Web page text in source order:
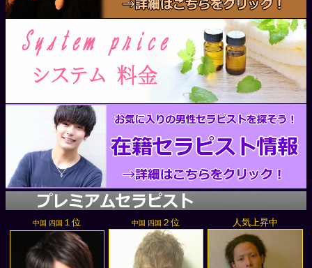
中国 四国 １位 中国 四国 ２位 人気上昇中